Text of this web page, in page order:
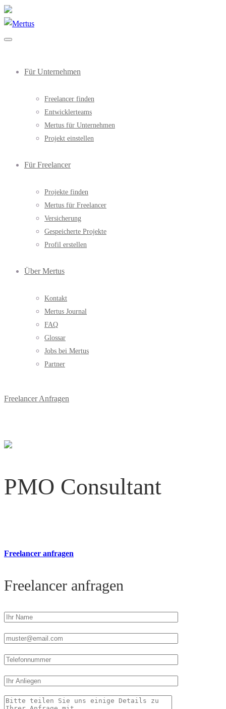
Für Unternehmen
Freelancer finden
Entwicklerteams
Mertus für Unternehmen
Projekt einstellen
Für Freelancer
Projekte finden
Mertus für Freelancer
Versicherung
Gespeicherte Projekte
Profil erstellen
Über Mertus
Kontakt
Mertus Journal
FAQ
Glossar
Jobs bei Mertus
Partner
Freelancer Anfragen
PMO Consultant
Freelancer anfragen
Freelancer anfragen